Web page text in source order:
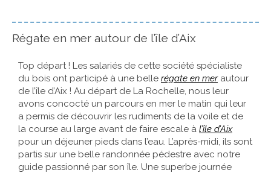
Régate en mer autour de l’île d’Aix
Top départ ! Les salariés de cette société spécialiste
du bois ont participé à une belle régate en merautour
de l’île d’Aix ! Au départ de La Rochelle, nous leur
avons concocté un parcours en mer le matin qui leur
a permis de découvrir les rudiments de la voile et de
la course au large avant de faire escale à l’île d’Aix
pour un déjeuner pieds dans l’eau. L’après-midi, ils sont
partis sur une belle randonnée pédestre avec notre
guide passionné par son île. Une superbe journée